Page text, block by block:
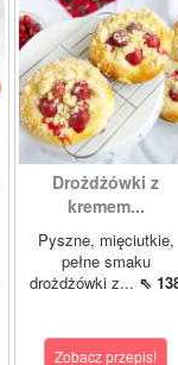
Drożdżówki z
kremem...
Pyszne, mięciutkie,
pełne smaku
drożdżówki z... ⇖
Zobacz przepis!